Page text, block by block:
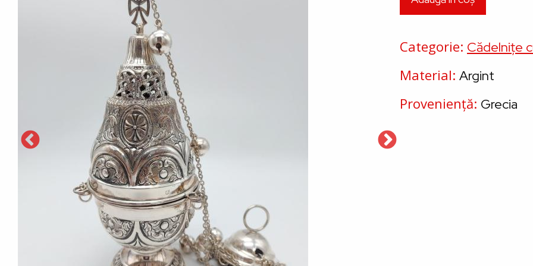
Categorie Cădelnițe
Material Argint
Proveniență Grecia